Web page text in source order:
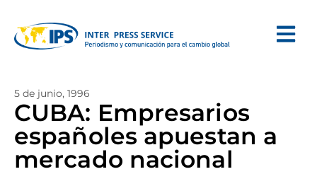
5 de junio, 1996
CUBA: Empresarios
españoles apuestan a
mercado nacional